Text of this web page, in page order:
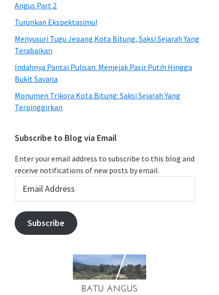
Angus Part 2
Turunkan Ekspektasimu!
Menyusuri Tugu Jepang Kota Bitung, Saksi Sejarah Yang
Terabaikan
Indahnya Pantai Pulisan: Menjejak Pasir Putih Hingga
Bukit Savana
Monumen Trikora Kota Bitung: Saksi Sejarah Yang
Terpinggirkan
Subscribe to Blog via Email
Enter your email address to subscribe to this blog and
receive notifications of new posts by email.
Address
Subscribe